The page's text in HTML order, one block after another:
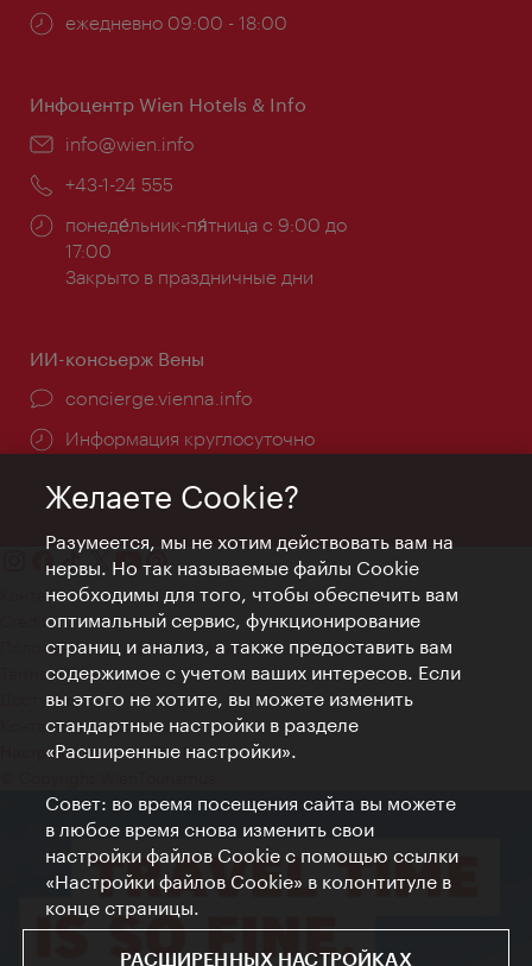
Часы
ежедневно 09:00 - 18:00
Инфоцентр Wien Hotels & Info
Эл.
info@wien.info
Телефон:
+43-1-24 555
Часы
работы:
понеде́льник-пя́тница с 9:00 до
17:00
Закрыто в праздничные дни
ИИ-консьерж Вены
concierge.vienna.info
Информация круглосуточно
Контакт
Credits
Положение о конфиденциальности
Terms of Use
Доступность
Контакты для прессы
Настройки файлов Cookie
Желаете Cookie?
Разумеется, мы не хотим действовать вам на
нервы. Но так называемые файлы Cookie
необходимы для того, чтобы обеспечить вам
оптимальный сервис, функционирование
страниц и анализ, а также предоставить вам
содержимое с учетом ваших интересов. Если
вы этого не хотите, вы можете изменить
стандартные настройки в разделе
«Расширенные настройки».
Совет: во время посещения сайта вы можете
в любое время снова изменить свои
настройки файлов Cookie с помощью ссылки
«Настройки файлов Cookie» в колонтитуле в
конце страницы.
РАСШИРЕННЫХ НАСТРОЙКАХ